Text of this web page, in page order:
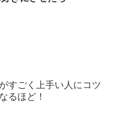
すごく上手い人にコツ
るほど！